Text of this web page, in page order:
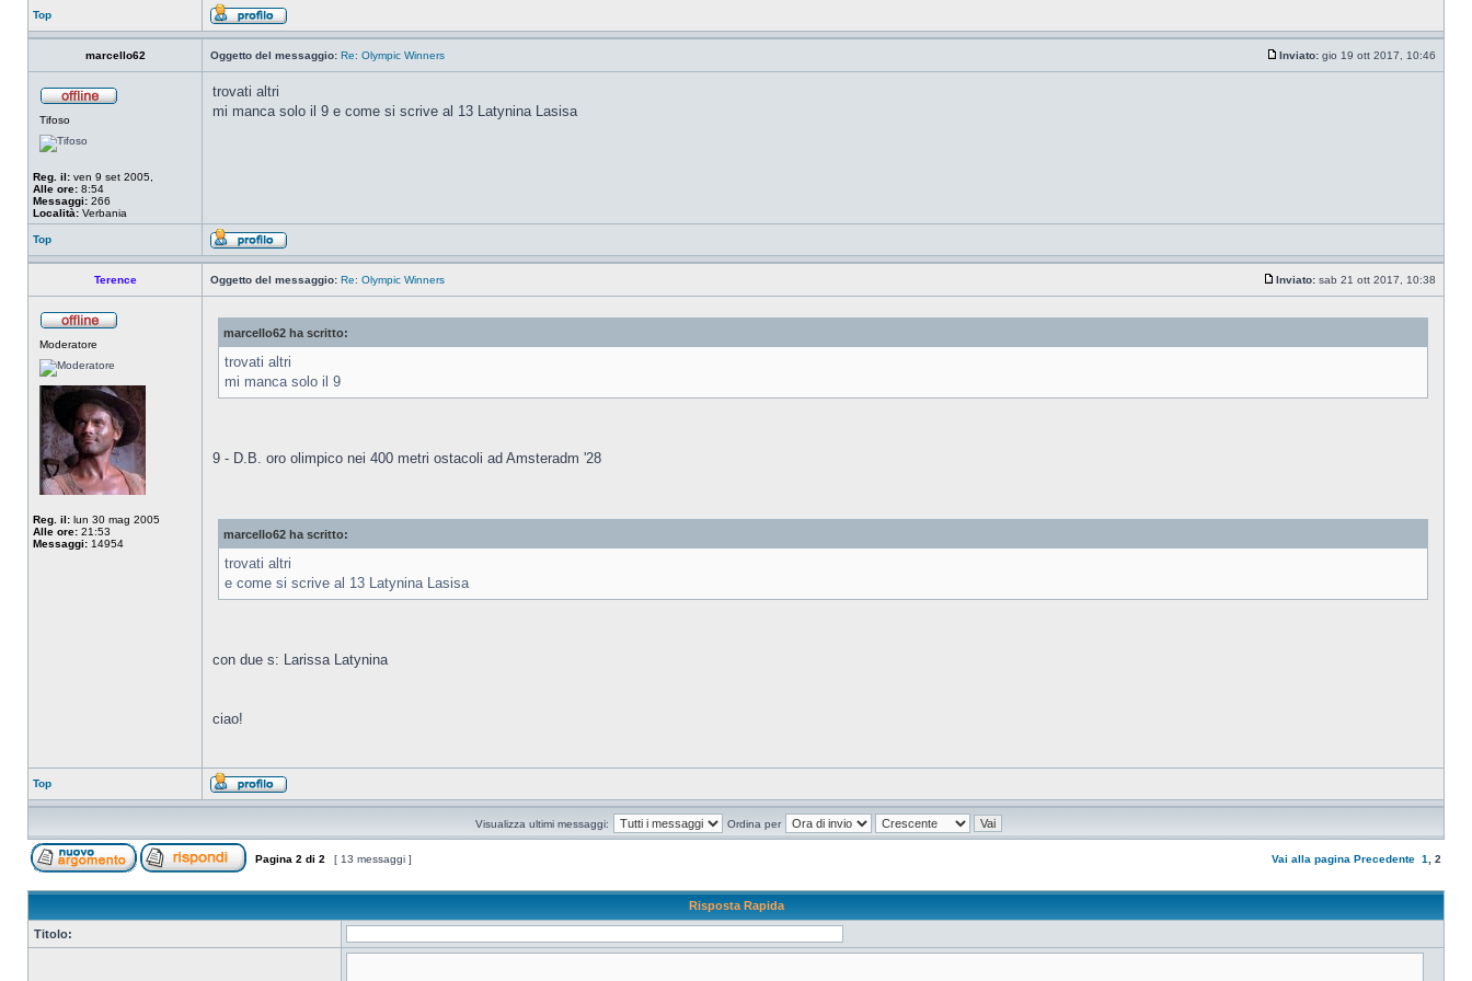
Top
marcello62 Oggetto del messaggio: Re: Olympic Winners Inviato: gio 19 ott 2017, 10:46
Tifoso
Reg. il: ven 9 set 2005,
Alle ore: 8:54
Messaggi: 266
Località: Verbania
trovati altri
mi manca solo il 9 e come si scrive al 13 Latynina Lasisa
Top
Terence Oggetto del messaggio: Re: Olympic Winners Inviato: sab 21 ott 2017, 10:38
Moderatore
Reg. il: lun 30 mag 2005
Alle ore: 21:53
Messaggi: 14954
marcello62 ha scritto:
trovati altri
mi manca solo il 9
9 - D.B. oro olimpico nei 400 metri ostacoli ad Amsteradm '28
marcello62 ha scritto:
trovati altri
e come si scrive al 13 Latynina Lasisa
con due s: Larissa Latynina
ciao!
Top
Visualizza ultimi messaggi: Ordina per
Pagina 2 di 2 [ 13 messaggi ] Vai alla pagina Precedente 1 2
Risposta Rapida
Titolo: